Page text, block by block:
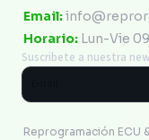
Email:
Horario: Lun-Vie
Suscribete a nuestra
Reprogramación ECU